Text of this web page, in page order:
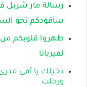
رسالة مار شربل
سأقودكم نحو
طهروا قلوبكم من
لميريانا
دخيلك يا أمي
ورحلت